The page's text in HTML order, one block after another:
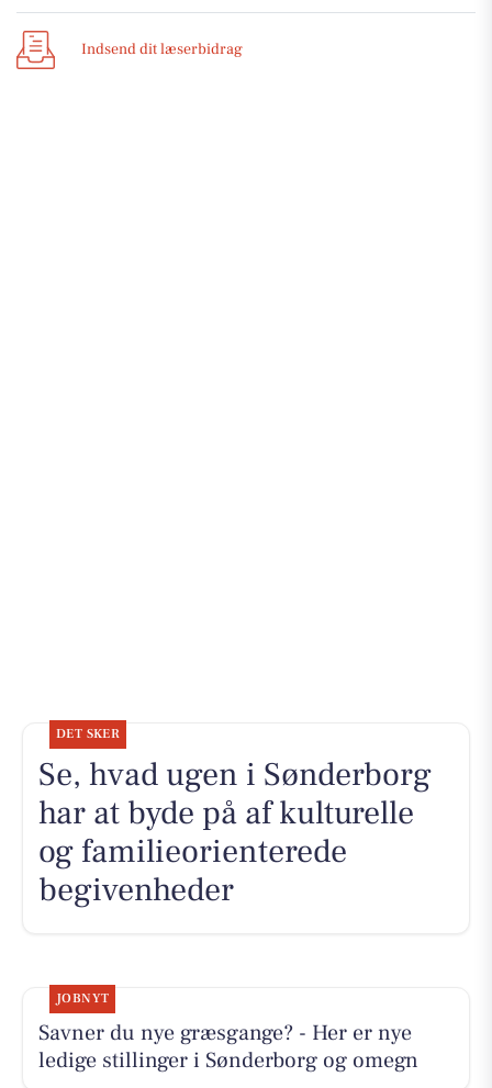
Indsend dit læserbidrag
DET SKER
Se, hvad ugen i Sønderborg
har at byde på af kulturelle
og familieorienterede
begivenheder
JOBNYT
Savner du nye græsgange? - Her er nye
ledige stillinger i Sønderborg og omegn